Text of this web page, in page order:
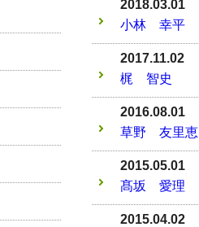
2018.03.01
小林 幸平
2017.11.02
梶 智史
2016.08.01
草野 友里恵
2015.05.01
髙坂 愛理
2015.04.02